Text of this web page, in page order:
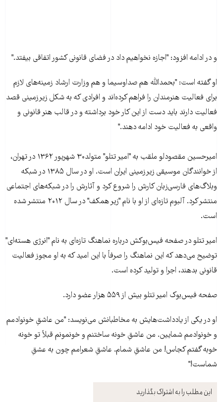
این مطلب را به اشتراک بگذارید
و در ادامه افزود: "اجازه نخواهیم داد در فضای قانونی کشور اتفاقی بیفتد."
او گفته است: "بحمدالله هم صداوسیما و هم وزارت ارشاد زمینه‌های لازم
برای فعالیت هنرمندان را فراهم کرده‌اند و افرادی که به شکل زیرزمینی قصد
فعالیت دارند باید دست از این کار خود برداشته و در قالب هنر قانونی و
واقعی به فعالیت خود ادامه دهند."
امیرحسین مقصودلو ملقب به "امیر تتلو" متولد۳۰ شهریور ۱۳۶۲ در تهران،
از خوانندگان موسیقی زیرزمینی ایران است. او در سال ۱۳۸۵ در شبکه
وبلاگ‌های فارسی‌زبان کارش را شروع کرد و آثارش را در شبکه‌های اجتماعی
منتشر کرد. آلبوم تازه‌ای از او با نام "زیر همکف" در سال ۲۰۱۲ منتشر شده
است.
امیر تتلو در صفحه فيس‌بوکش درباره نماهنگ تازه‌ای به نام "انرژی هسته‌ای"
توضیح می‌دهد که این نماهنگ را صرفاً با این امید که به او مجوز فعالیت
قانونی بدهند، اجرا و تولید کرده است.
صفحه فيس‌بوک امیر تتلو بیش از ۵۵۹ هزار عضو دارد.
او در یکی از یادداشت‌هایش به مخاطبانش می‌نویسد: "من عاشقِ خونوادمم
و خونوادمم شمایین. من عاشقِ خونه ساختنم و خونمونم قبلاً تو خونه
خوبه گفتم کجاس! من عاشقِ شمام. عاشقِ شعرامم چون به عشقِ
شماست!"